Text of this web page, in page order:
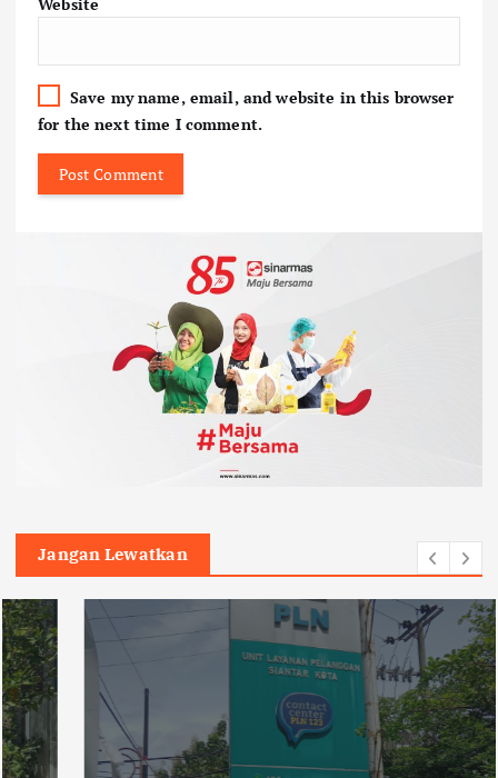
Website
Save my name, email, and website in this browser
for the next time I comment.
Jangan Lewatkan